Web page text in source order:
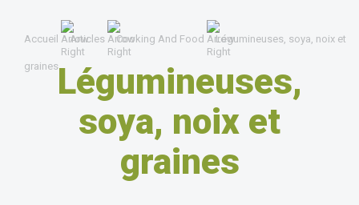
Accueil Articles Cooking And Food Légumineuses, soya, noix et
grainesLégumineuses,
soya, noix et
graines